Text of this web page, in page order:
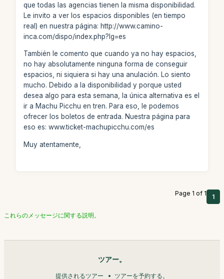
que todas las agencias tienen la misma disponibilidad.
Le invito a ver los espacios disponibles (en tiempo
real) en nuestra página: http://www.camino-
inca.com/dispo/index.php?lg=es
También le comento que cuando ya no hay espacios,
no hay absolutamente ninguna forma de conseguir
espacios, ni siquiera si hay una anulación. Lo siento
mucho. Debido a la disponibilidad y porque usted
desea algo para esta semana, la única alternativa es el
ir a Machu Picchu en tren. Para eso, le podemos
ofrecer los boletos de entrada. Nuestra página para
eso es: www.ticket-machupicchu.com/es
Muy atentamente,
Page 1 of 1 1
これらのメッセージに関する説明。
ツアー。
提供されるツアー ツアーを予約する。